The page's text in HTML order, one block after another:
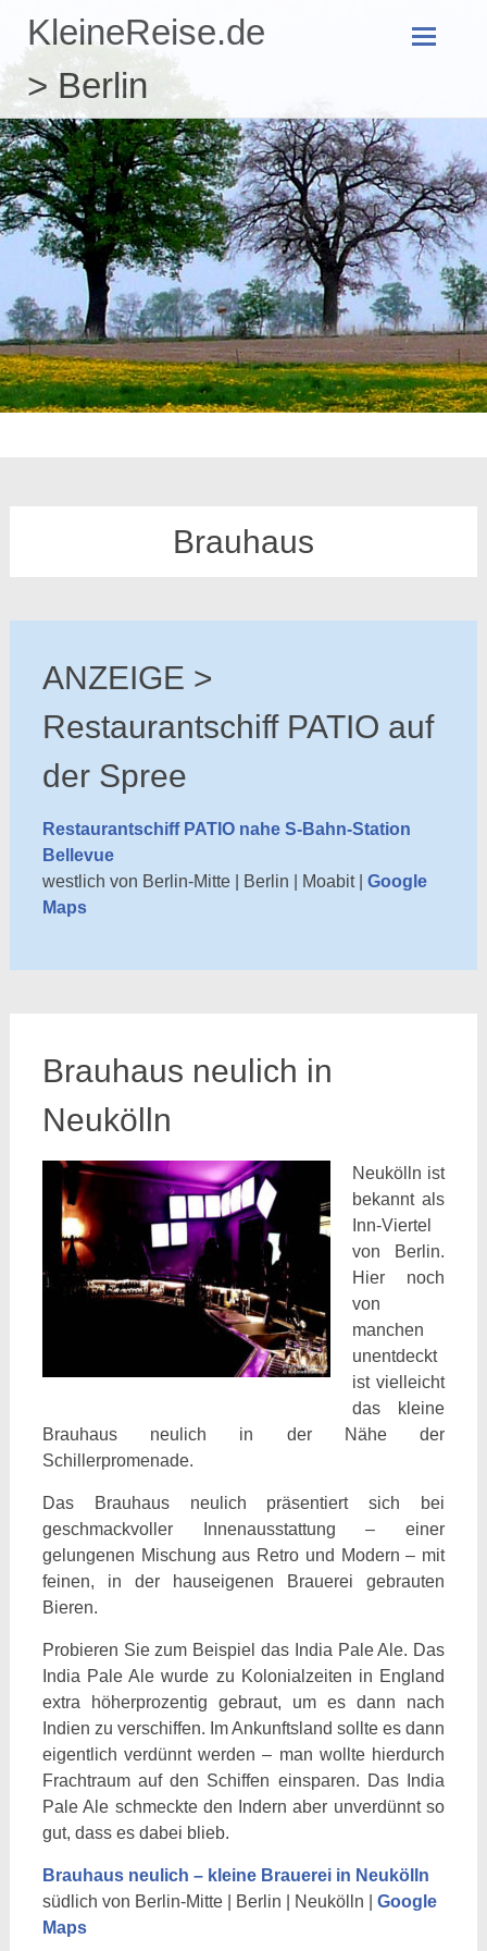
KleineReise.de
> Berlin
springen
Brauhaus
ANZEIGE >
Restaurantschiff PATIO auf
der Spree
Restaurantschiff PATIO nahe S-Bahn-Station
Bellevue
westlich von Berlin-Mitte | Berlin | Moabit | Google
Maps
Brauhaus neulich in
Neukölln
Neukölln ist
bekannt als
Inn-Viertel
von Berlin.
Hier noch
von
manchen
unentdeckt
ist vielleicht
das kleine
Brauhaus neulich in der Nähe der
Schillerpromenade.
Das Brauhaus neulich präsentiert sich bei
geschmackvoller Innenausstattung – einer
gelungenen Mischung aus Retro und Modern – mit
feinen, in der hauseigenen Brauerei gebrauten
Bieren.
Probieren Sie zum Beispiel das India Pale Ale. Das
India Pale Ale wurde zu Kolonialzeiten in England
extra höherprozentig gebraut, um es dann nach
Indien zu verschiffen. Im Ankunftsland sollte es dann
eigentlich verdünnt werden – man wollte hierdurch
Frachtraum auf den Schiffen einsparen. Das India
Pale Ale schmeckte den Indern aber unverdünnt so
gut, dass es dabei blieb.
Brauhaus neulich – kleine Brauerei in Neukölln
südlich von Berlin-Mitte | Berlin | Neukölln | Google
Maps